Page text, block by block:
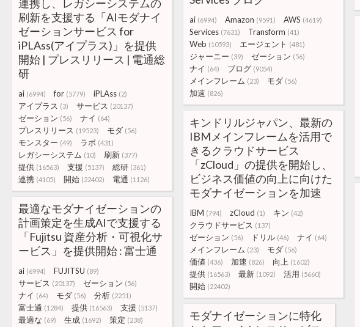
ai (6994) Amazon (9591) AWS (4619)
Services (7631) Transform (41)
Web (10593) エージェント (481)
ジャーニー (39) ゼーション (56)
ナイ (64) ブログ (9054)
メインフレーム (23) モダ (56)
加速 (826)
連携し、レガシーシステムの
刷新を支援する「AIモダナイ
ゼーションサービス for
iPLAss(アイプラス)」を提供
開始 | プレスリリース | 電通総
研
ai (6994) for (5779) iPLAss (2)
アイプラス (3) サービス (20137)
ゼーション (56) ナイ (64)
プレスリリース (19523) モダ (56)
モンスター (49) ラボ (431)
レガシーシステム (10) 刷新 (377)
提供 (16563) 支援 (5137) 総研 (361)
連携 (4105) 開始 (22402) 電通 (1126)
キンドリルジャパン、最新の
IBMメインフレームを活用で
きるクラウドサービス
「zCloud」の提供を開始し、
ビジネス価値の向上に向けた
モダナイゼーションを加速
IBM (794) zCloud (1) キン (42)
クラウドサービス (137)
ゼーション (56) ドリル (46) ナイ (64)
メインフレーム (23) モダ (56)
価値 (436) 加速 (826) 向上 (1602)
提供 (16563) 最新 (1092) 活用 (5660)
開始 (22402)
最適なモダナイゼーションの
計画策定を生成AIで支援する
「Fujitsu 資産分析・可視化サ
ービス」を提供開始 : 富士通
ai (6994) FUJITSU (89)
サービス (20137) ゼーション (56)
ナイ (64) モダ (56) 分析 (2251)
富士通 (1284) 提供 (16563) 支援 (5137)
最適な (69) 生成 (1692) 策定 (238)
モダナイゼーションに特化